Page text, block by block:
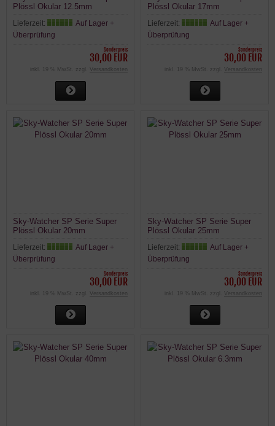
Plössl Okular 12.5mm
Lieferzeit:
Auf Lager +
Überprüfung
Sonderpreis
30,00 EUR
inkl. 19 % MwSt. zzgl. Versandkosten
Plössl Okular 17mm
Lieferzeit:
Auf Lager +
Überprüfung
Sonderpreis
30,00 EUR
inkl. 19 % MwSt. zzgl. Versandkosten
Sky-Watcher SP Serie Super
Plössl Okular 20mm
Lieferzeit:
Auf Lager +
Überprüfung
Sonderpreis
30,00 EUR
inkl. 19 % MwSt. zzgl. Versandkosten
Sky-Watcher SP Serie Super
Plössl Okular 25mm
Lieferzeit:
Auf Lager +
Überprüfung
Sonderpreis
30,00 EUR
inkl. 19 % MwSt. zzgl. Versandkosten